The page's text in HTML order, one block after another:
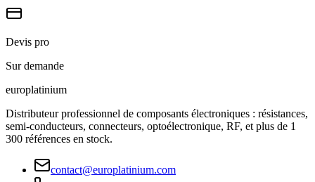
Devis pro
Sur demande
europlatinium
Distributeur professionnel de composants électroniques : résistances,
semi-conducteurs, connecteurs, optoélectronique, RF, et plus de 1
300 références en stock.
contact@europlatinium.com